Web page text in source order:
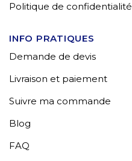
Politique de confidentialité
INFO PRATIQUES
Demande de devis
Livraison et paiement
Suivre ma commande
Blog
FAQ